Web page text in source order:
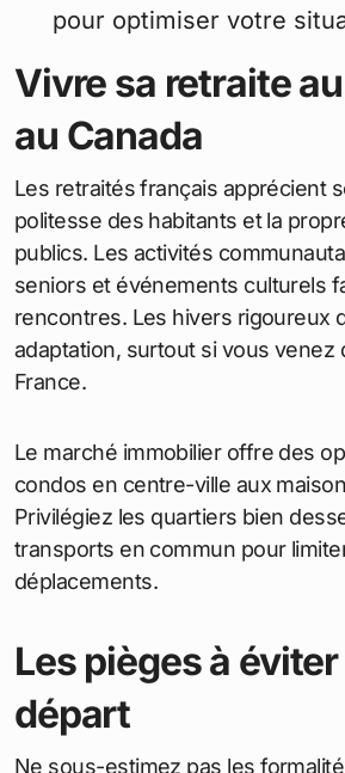
pour optimiser votre
Vivre sa retraite
au Canada
Les retraités français apprécient
politesse des habitants et la
publics. Les activités
seniors et événements culturels
rencontres. Les hivers rigoureux
adaptation, surtout si vous venez
France.
Le marché immobilier offre des
condos en centre-ville aux
Privilégiez les quartiers bien
transports en commun pour
déplacements.
Les pièges à
départ
Ne sous-estimez pas les